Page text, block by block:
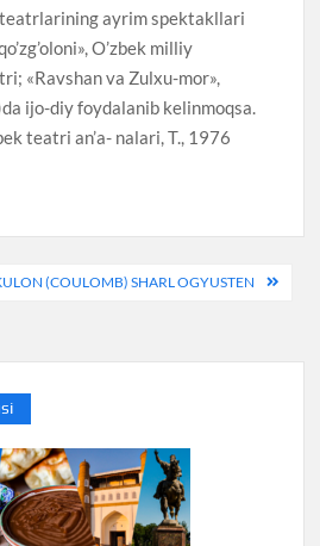
ayrim spektakllari
O’zbek milliy
«Ravshan va Zulxu-mor»,
ijo-diy foydalanib kelinmoqsa.
teatri an’a- nalari, T., 1976
(COULOMB) SHARL OGYUSTEN